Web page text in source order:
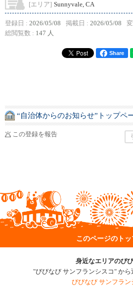
[エリア] Sunnyvale, CA
登録日 : 2026/05/08 掲載日 : 2026/05/08
総閲覧数 : 147 人
Share
“自治体からのお知らせ”トップペ
この登録を報告
このページのト
身近なエリアのび
"びびなび サンフランシスコ" か
びびなび サンフラン